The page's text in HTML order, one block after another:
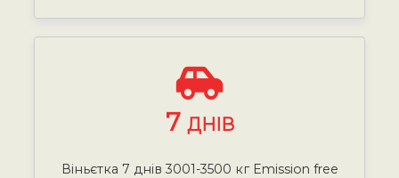
7 ДНІВ
Віньєтка 7 днів 3001-3500 кг Emission free